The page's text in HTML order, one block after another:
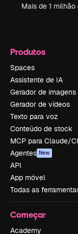
Mais de 1
Produtos
Spaces
Assistente de IA
Gerador de imagens
Gerador de vídeos
Texto para voz
Conteúdo de stock
MCP para Claude/
Agentes New
API
App móvel
Todas as
Começar
Academy